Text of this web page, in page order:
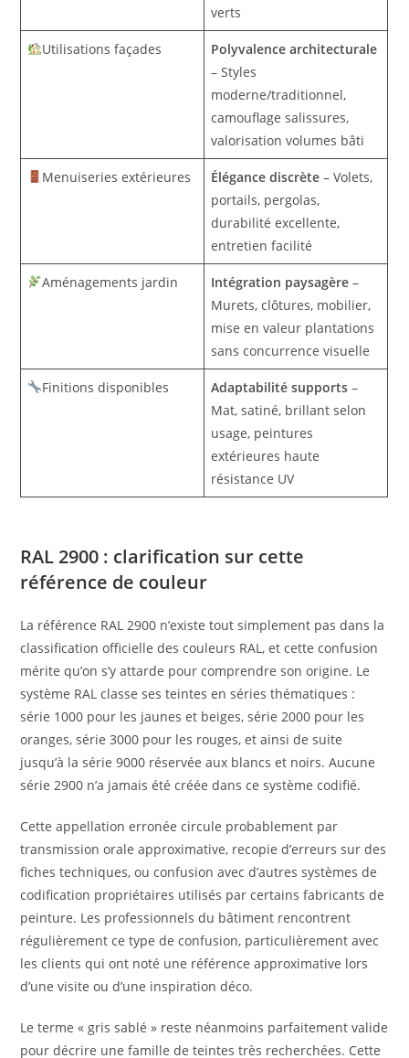
verts
Utilisations façades
Polyvalence architecturale
– Styles
moderne/traditionnel,
camouflage salissures,
valorisation volumes bâti
Menuiseries extérieures Élégance discrète – Volets,
portails, pergolas,
durabilité excellente,
entretien facilité
Aménagements jardin Intégration paysagère –
Murets, clôtures, mobilier,
mise en valeur plantations
sans concurrence visuelle
Finitions disponibles Adaptabilité supports –
Mat, satiné, brillant selon
usage, peintures
extérieures haute
résistance UV
RAL 2900 : clarification sur cette
référence de couleur
La référence RAL 2900 n’existe tout simplement pas dans la
classification officielle des couleurs RAL, et cette confusion
mérite qu’on s’y attarde pour comprendre son origine. Le
système RAL classe ses teintes en séries thématiques :
série 1000 pour les jaunes et beiges, série 2000 pour les
oranges, série 3000 pour les rouges, et ainsi de suite
jusqu’à la série 9000 réservée aux blancs et noirs. Aucune
série 2900 n’a jamais été créée dans ce système codifié.
Cette appellation erronée circule probablement par
transmission orale approximative, recopie d’erreurs sur des
fiches techniques, ou confusion avec d’autres systèmes de
codification propriétaires utilisés par certains fabricants de
peinture. Les professionnels du bâtiment rencontrent
régulièrement ce type de confusion, particulièrement avec
les clients qui ont noté une référence approximative lors
d’une visite ou d’une inspiration déco.
Le terme « gris sablé » reste néanmoins parfaitement valide
pour décrire une famille de teintes très recherchées. Cette